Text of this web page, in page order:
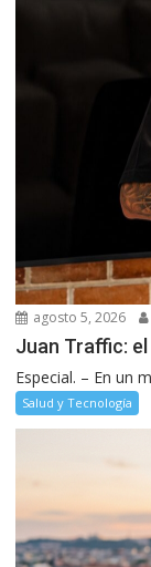
agosto 5, 2026
Juan Traffic:
Especial. – En un
Salud y Tecnología